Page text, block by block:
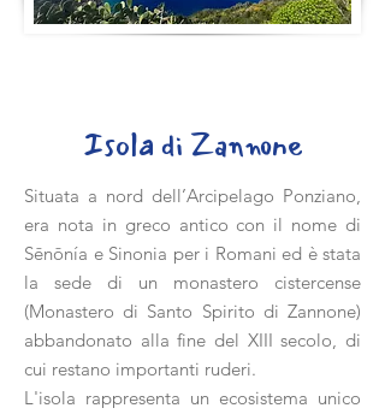
Isola di Zannone
Situata a nord dell’Arcipelago Ponziano,
era nota in greco antico con il nome di
Sēnōnía e Sinonia per i Romani ed è stata
la sede di un monastero cistercense
(Monastero di Santo Spirito di Zannone)
abbandonato alla fine del XIII secolo, di
cui restano importanti ruderi.
L'isola rappresenta un ecosistema unico